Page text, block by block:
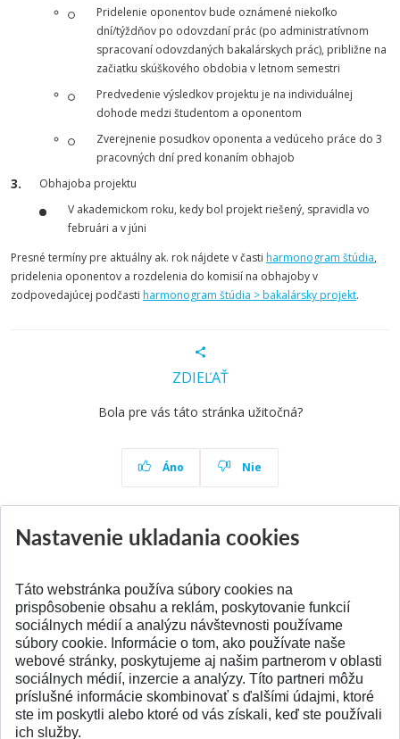
Pridelenie oponentov bude oznámené niekoľko
dní/týždňov po odovzdaní prác (po administratívnom
spracovaní odovzdaných bakalárskych prác), približne na
začiatku skúškového obdobia v letnom semestri
Predvedenie výsledkov projektu je na individuálnej
dohode medzi študentom a oponentom
Zverejnenie posudkov oponenta a vedúceho práce do 3
pracovných dní pred konaním obhajob
Obhajoba projektu
V akademickom roku, kedy bol projekt riešený, spravidla vo
februári a v júni
Presné termíny pre aktuálny ak. rok nájdete v časti harmonogram štúdia,
pridelenia oponentov a rozdelenia do komisií na obhajoby v
zodpovedajúcej podčasti harmonogram štúdia > bakalársky projekt.
ZDIEĽAŤ
Bola pre vás táto stránka užitočná?
Áno Nie
SPÄŤ NA VRCH
Nastavenie ukladania cookies
Táto webstránka používa súbory cookies na
prispôsobenie obsahu a reklám, poskytovanie funkcií
sociálnych médií a analýzu návštevnosti používame
súbory cookie. Informácie o tom, ako používate naše
webové stránky, poskytujeme aj našim partnerom v oblasti
sociálnych médií, inzercie a analýzy. Títo partneri môžu
príslušné informácie skombinovať s ďalšími údajmi, ktoré
ste im poskytli alebo ktoré od vás získali, keď ste používali
ich služby.